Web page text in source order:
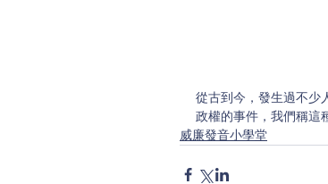
從古到今，發生過不少
政權的事件，我們稱這
威廉發音小學堂